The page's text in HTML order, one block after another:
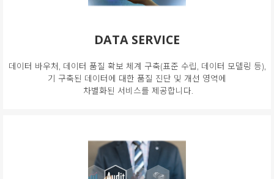
DATA SERVICE
데이터 바우처, 데이터 품질 확보 체계 구축(표준 수립, 데이터 모델링 등),
기 구축된 데이터에 대한 품질 진단 및 개선 영역에
차별화된 서비스를 제공합니다.